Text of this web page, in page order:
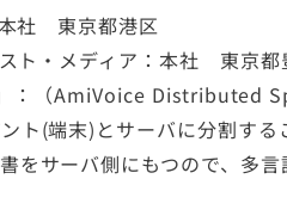
社 東京都港区
ト・メディア：本社 東京
：（AmiVoice Distributed
ト(端末)とサーバに分割す
をサーバ側にもつので、多